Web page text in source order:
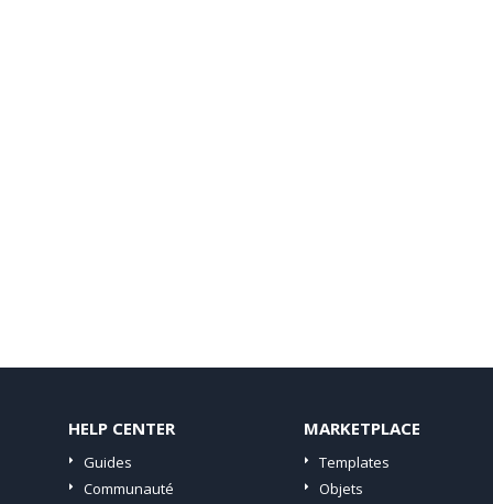
HELP CENTER
Guides
Communauté
MARKETPLACE
Templates
Objets